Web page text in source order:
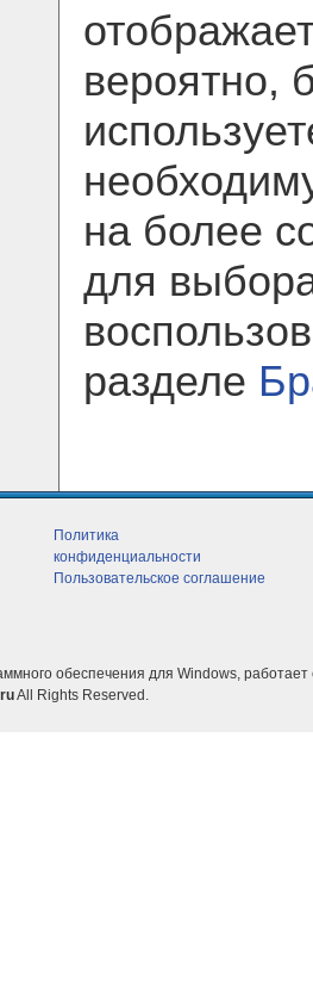
вероятно,
на более
для
разделе
Политика
конфиденциальности
Пользовательское соглашение
обеспечения для Windows, работает
All Rights Reserved.